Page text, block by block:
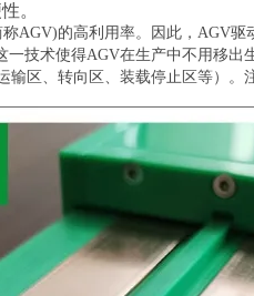
。
AGV)的高利用率。因此，AGV
技术使得AGV在生产中不用移
区、转向区、装载停止区等）。